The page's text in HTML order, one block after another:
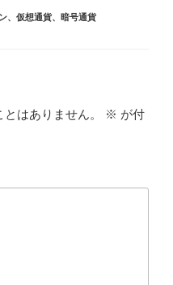
、 仮想通貨、 暗号通貨
はありません。 ※ が付